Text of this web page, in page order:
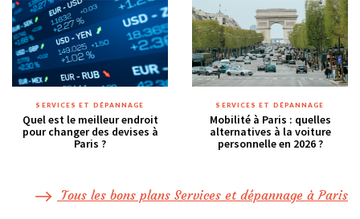
SERVICES ET DÉPANNAGE
Quel est le meilleur endroit
pour changer des devises à
Paris ?
SERVICES ET DÉPANNAGE
Mobilité à Paris : quelles
alternatives à la voiture
personnelle en 2026 ?
Tous les bons plans Services et dépannage à Paris